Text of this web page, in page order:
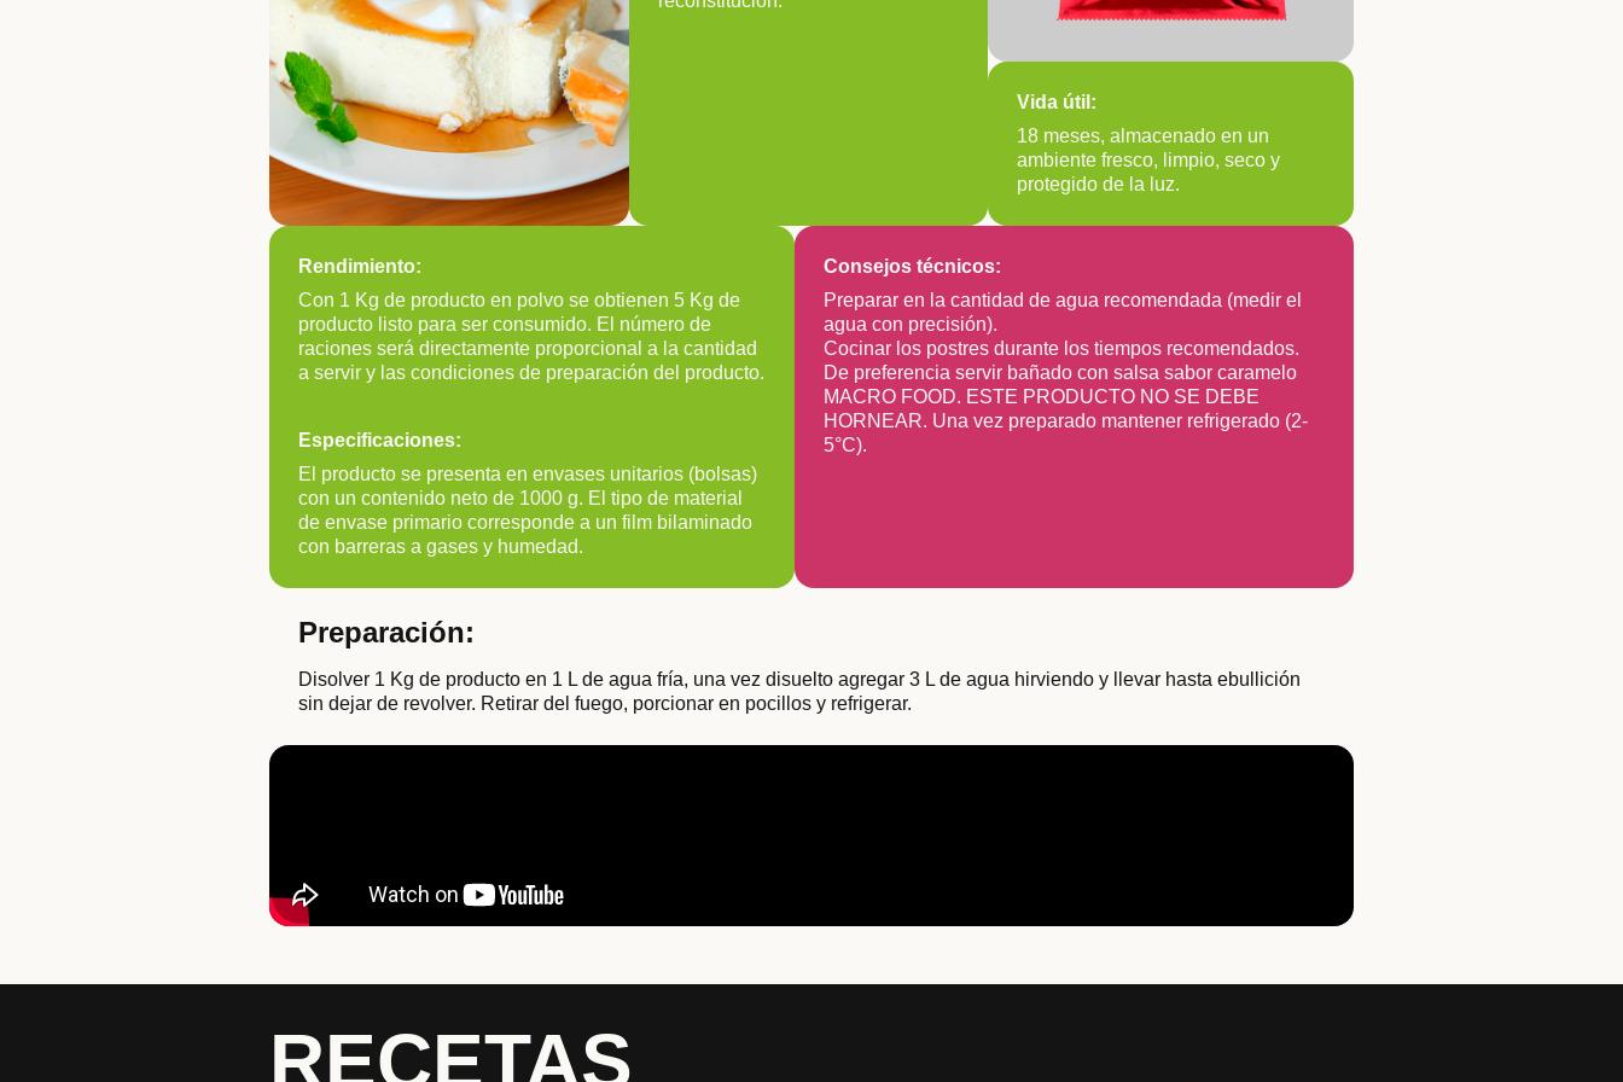
Vida útil:
18 meses, almacenado en un
ambiente fresco, limpio, seco y
protegido de la luz.
Rendimiento:
Con 1 Kg de producto en polvo se obtienen 5 Kg de
producto listo para ser consumido. El número de
raciones será directamente proporcional a la cantidad
a servir y las condiciones de preparación del producto.
Especificaciones:
El producto se presenta en envases unitarios (bolsas)
con un contenido neto de 1000 g. El tipo de material
de envase primario corresponde a un film bilaminado
con barreras a gases y humedad.
Consejos técnicos:
Preparar en la cantidad de agua recomendada (medir el
agua con precisión).
Cocinar los postres durante los tiempos recomendados.
De preferencia servir bañado con salsa sabor caramelo
MACRO FOOD. ESTE PRODUCTO NO SE DEBE
HORNEAR. Una vez preparado mantener refrigerado (2-
5°C).
Preparación:
Disolver 1 Kg de producto en 1 L de agua fría, una vez disuelto agregar 3 L de agua hirviendo y llevar hasta ebullición
sin dejar de revolver. Retirar del fuego, porcionar en pocillos y refrigerar.
RECETAS